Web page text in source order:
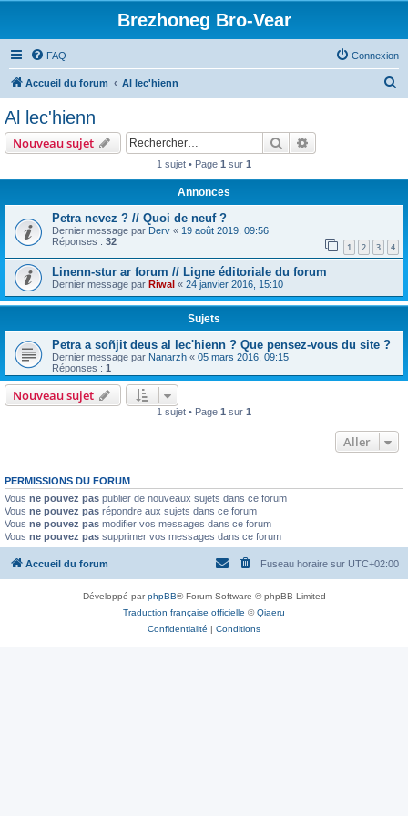
Brezhoneg Bro-Vear
FAQ Connexion
Accueil du forum Al lec'hienn
e
Al lec'hienn
Nouveau sujet Rechercher
1 sujet • Page 1 sur 1
Annonces
Petra nevez ? // Quoi de neuf ?
Dernier message par Derv « 19 août 2019, 09:56
Réponses : 32 1 2 3 4
Linenn-stur ar forum // Ligne éditoriale du forum
Dernier message par Riwal « 24 janvier 2016, 15:10
Sujets
Petra a soñjit deus al lec'hienn ? Que pensez-vous du site ?
Dernier message par Nanarzh « 05 mars 2016, 09:15
Réponses : 1
Nouveau sujet
1 sujet • Page 1 sur 1
Aller
PERMISSIONS DU FORUM
Vous ne pouvez pas publier de nouveaux sujets dans ce forum
Vous ne pouvez pas répondre aux sujets dans ce forum
Vous ne pouvez pas modifier vos messages dans ce forum
Vous ne pouvez pas supprimer vos messages dans ce forum
Accueil du forum Fuseau horaire sur UTC+02:00
Développé parphpBB® Forum Software © phpBB Limited
Traduction française officielle ©Qiaeru
Confidentialité | Conditions